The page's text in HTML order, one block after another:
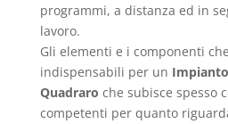
programmi, a distanza ed in
lavoro.
Gli elementi e i componenti
indispensabili per un
Quadraro che subisce spesso
competenti per quanto